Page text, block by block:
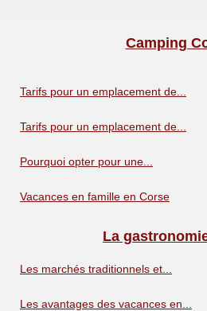
Camping
Tarifs pour un emplacement de...
Tarifs pour un emplacement de...
Pourquoi opter pour une...
Vacances en famille en Corse
La
Les marchés traditionnels et...
Les avantages des vacances en...